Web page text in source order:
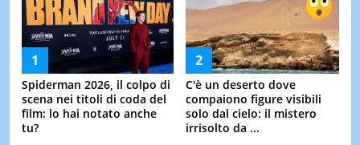
Spiderman 2026, il colpo di
scena nei titoli di coda del
film: lo hai notato anche
tu?
C'è un deserto dove
compaiono figure visibili
solo dal cielo: il mistero
irrisolto da ...